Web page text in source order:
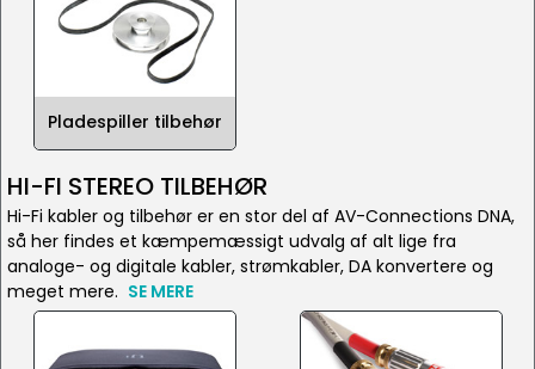
Pladespiller tilbehør
HI-FI STEREO TILBEHØR
Hi-Fi kabler og tilbehør er en stor del af AV-Connections DNA,
så her findes et kæmpemæssigt udvalg af alt lige fra
analoge- og digitale kabler, strømkabler, DA konvertere og
meget mere. SE MERE